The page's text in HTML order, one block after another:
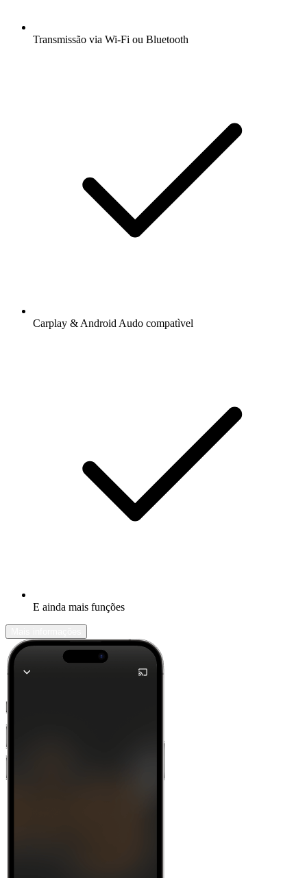
Transmissão via Wi-Fi ou Bluetooth
Carplay & Android Audo compatìvel
E ainda mais funções